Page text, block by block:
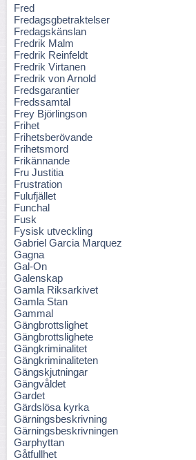
Fred
Fredagsgbetraktelser
Fredagskänslan
Fredrik Malm
Fredrik Reinfeldt
Fredrik Virtanen
Fredrik von Arnold
Fredsgarantier
Fredssamtal
Frey Björlingson
Frihet
Frihetsberövande
Frihetsmord
Frikännande
Fru Justitia
Frustration
Fulufjället
Funchal
Fusk
Fysisk utveckling
Gabriel Garcia Marquez
Gagna
Gal-On
Galenskap
Gamla Riksarkivet
Gamla Stan
Gammal
Gängbrottslighet
Gängbrottslighete
Gängkriminalitet
Gängkriminaliteten
Gängskjutningar
Gängvåldet
Gardet
Gärdslösa kyrka
Gärningsbeskrivning
Gärningsbeskrivningen
Garphyttan
Gåtfullhet